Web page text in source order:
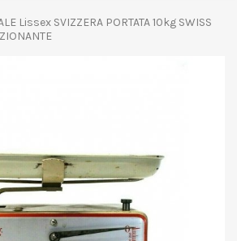
Lissex SVIZZERA PORTATA 10kg SWISS